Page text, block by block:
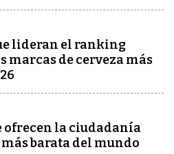
lideran el ranking
marcas de cerveza más
ofrecen la ciudadanía
barata del mundo